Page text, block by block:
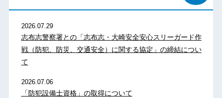
2026.07.29
志布志警察署との「志布志・大崎安全安心スリーガード作
戦（防犯、防災、交通安全）に関する協定」の締結につい
て
2026.07.06
「防犯設備士資格」の取得について